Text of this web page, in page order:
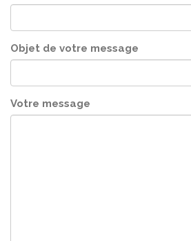
Objet de votre message
Votre message